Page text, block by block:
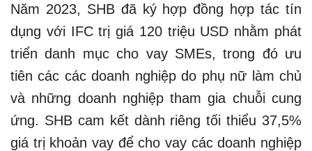
Năm 2023, SHB đã ký hợp đồng hợp tác tín
dụng với IFC trị giá 120 triệu USD nhằm phát
triển danh mục cho vay SMEs, trong đó ưu
tiên các các doanh nghiệp do phụ nữ làm chủ
và những doanh nghiệp tham gia chuỗi cung
ứng. SHB cam kết dành riêng tối thiểu 37,5%
giá trị khoản vay để cho vay các doanh nghiệp